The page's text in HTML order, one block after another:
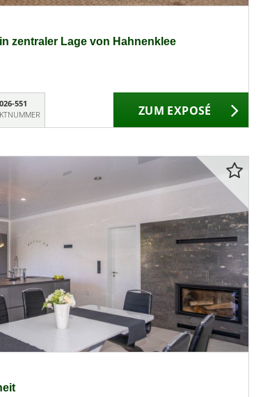
zentraler Lage von Hahnenklee
551
ZUM EXPOSÉ